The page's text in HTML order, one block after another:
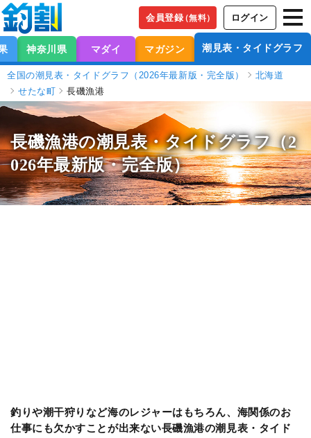
会員登録（無料） ログイン
神奈川県 マダイ マガジン 潮見表・タイドグラフ
全国の潮見表・タイドグラフ（2026年最新版・完全版）
北海道
せたな町
長磯漁港
長磯漁港の潮見表・タイドグラフ（2
026年最新版・完全版）
釣りや潮干狩りなど海のレジャーはもちろん、海関係のお
仕事にも欠かすことが出来ない長磯漁港の潮見表・タイド